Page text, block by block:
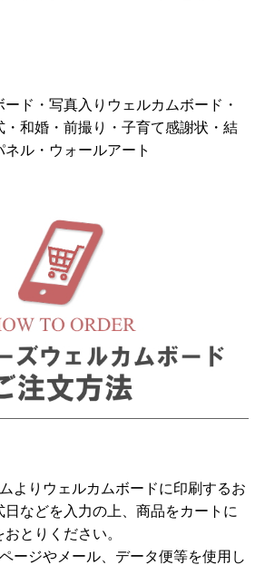
ド・写真入りウェルカムボード・
・和婚・前撮り・子育て感謝状・結
ル・ウォールアート
よりウェルカムボードに印刷するお
日などを入力の上、商品をカートに
とりください。
ージやメール、データ便等を使用し